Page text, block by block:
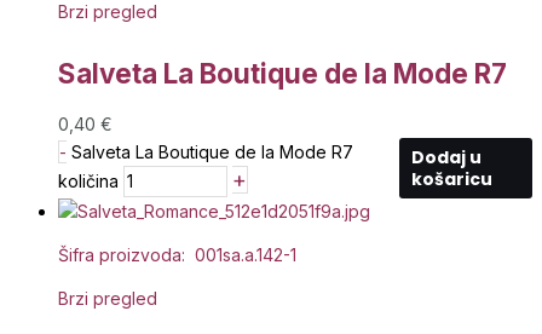
Brzi pregled
Salveta La Boutique de la Mode R7
0,40 €
- Salveta La Boutique de la Mode R7
količina
+
Dodaj u
košaricu
Šifra proizvoda: 001sa.a.142-1
Brzi pregled